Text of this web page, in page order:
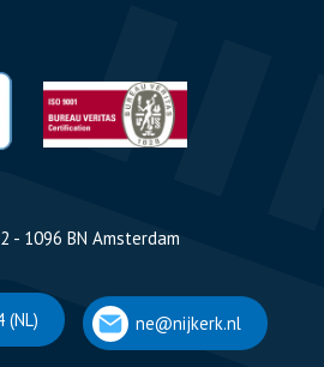
- 1096 BN Amsterdam
(NL) ne@nijkerk.nl